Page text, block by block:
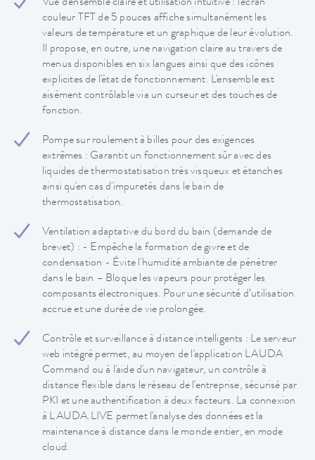
Vue d'ensemble claire et utilisation intuitive : l'écran
couleur TFT de 5 pouces affiche simultanément les
valeurs de température et un graphique de leur évolution.
Il propose, en outre, une navigation claire au travers de
menus disponibles en six langues ainsi que des icônes
explicites de l'état de fonctionnement. L'ensemble est
aisément contrôlable via un curseur et des touches de
fonction.
Pompe sur roulement à billes pour des exigences
extrêmes : Garantit un fonctionnement sûr avec des
liquides de thermostatisation très visqueux et étanches
ainsi qu'en cas d'impuretés dans le bain de
thermostatisation.
Ventilation adaptative du bord du bain (demande de
brevet) : - Empêche la formation de givre et de
condensation - Évite l'humidité ambiante de pénétrer
dans le bain – Bloque les vapeurs pour protéger les
composants électroniques. Pour une sécurité d’utilisation
accrue et une durée de vie prolongée.
Contrôle et surveillance à distance intelligents : Le serveur
web intégré permet, au moyen de l'application LAUDA
Command ou à l'aide d'un navigateur, un contrôle à
distance flexible dans le réseau de l'entreprise, sécurisé par
PKI et une authentification à deux facteurs. La connexion
à LAUDA.LIVE permet l'analyse des données et la
maintenance à distance dans le monde entier, en mode
cloud.